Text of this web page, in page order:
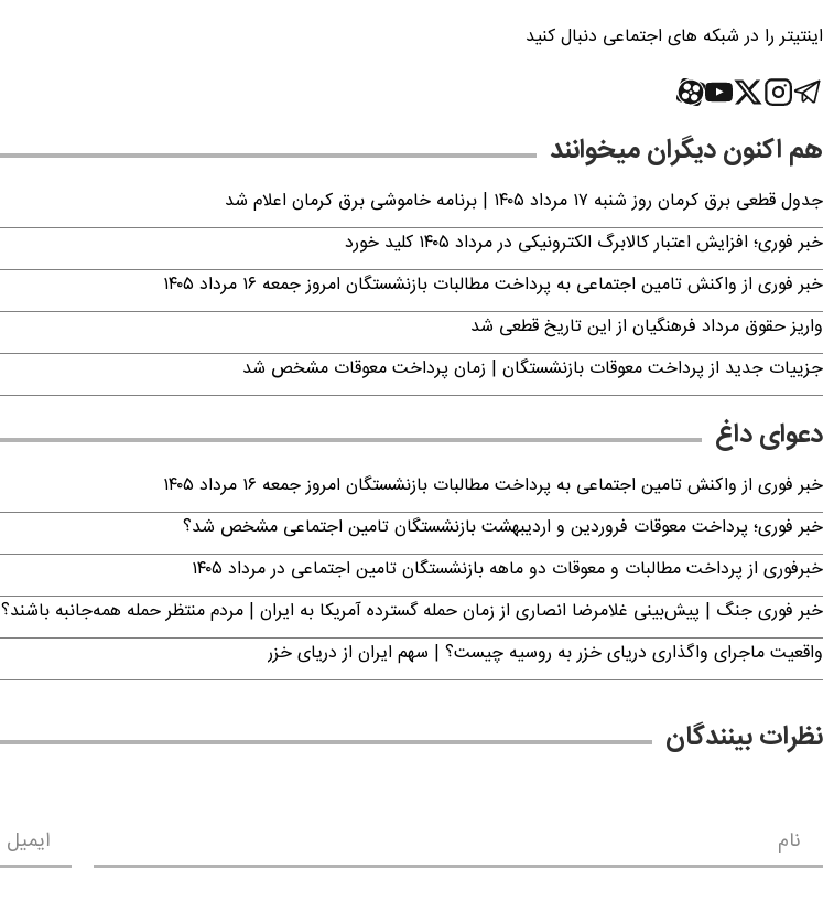
اینتیتر را در شبکه های اجتماعی دنبال کنید
هم اکنون دیگران میخوانند
جدول قطعی برق کرمان روز شنبه ۱۷ مرداد ۱۴۰۵ | برنامه خاموشی برق کرمان اعلام شد
خبر فوری؛ افزایش اعتبار کالابرگ الکترونیکی در مرداد ۱۴۰۵ کلید خورد
خبر فوری از واکنش تامین اجتماعی به پرداخت مطالبات بازنشستگان امروز جمعه ۱۶ مرداد ۱۴۰۵
واریز حقوق مرداد فرهنگیان از این تاریخ قطعی شد
جزییات جدید از پرداخت معوقات بازنشستگان | زمان پرداخت معوقات مشخص شد
دعوای داغ
خبر فوری از واکنش تامین اجتماعی به پرداخت مطالبات بازنشستگان امروز جمعه ۱۶ مرداد ۱۴۰۵
خبر فوری؛ پرداخت معوقات فروردین و اردیبهشت بازنشستگان تامین اجتماعی مشخص شد؟
خبرفوری از پرداخت مطالبات و معوقات دو ماهه بازنشستگان تامین اجتماعی در مرداد ۱۴۰۵
خبر فوری جنگ | پیش‌بینی غلامرضا انصاری از زمان حمله گسترده آمریکا به ایران | مردم منتظر حمله همه‌جانبه باشند؟
واقعیت ماجرای واگذاری دریای خزر به روسیه چیست؟ | سهم ایران از دریای خزر
نظرات بینندگان
نام ایمیل